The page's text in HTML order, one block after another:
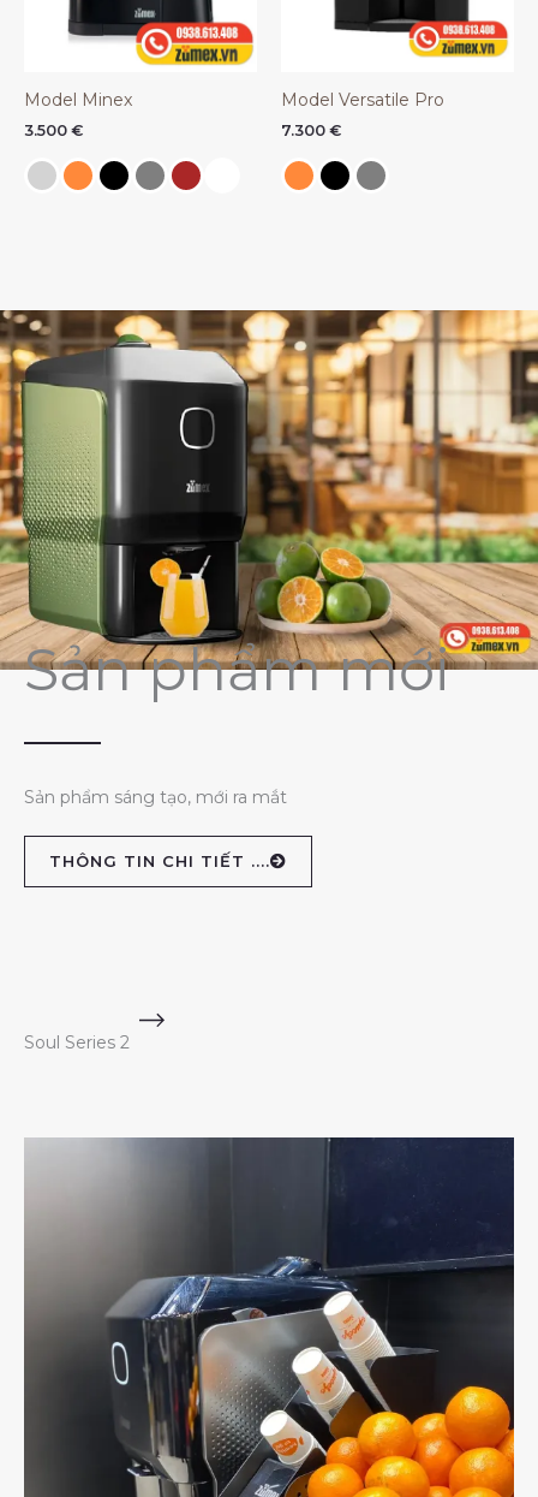
Model Minex
3.500 €
Model Versatile Pro
7.300 €
Sản phẩm mới
Sản phẩm sáng tạo, mới ra mắt
THÔNG TIN CHI TIẾT ....
Soul Series 2